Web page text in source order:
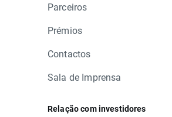
Parceiros
Prémios
Contactos
Sala de Imprensa
Relação com investidores